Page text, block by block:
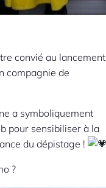
convié au lancement
compagnie de
a symboliquement
pour sensibiliser à la
du dépistage !
?